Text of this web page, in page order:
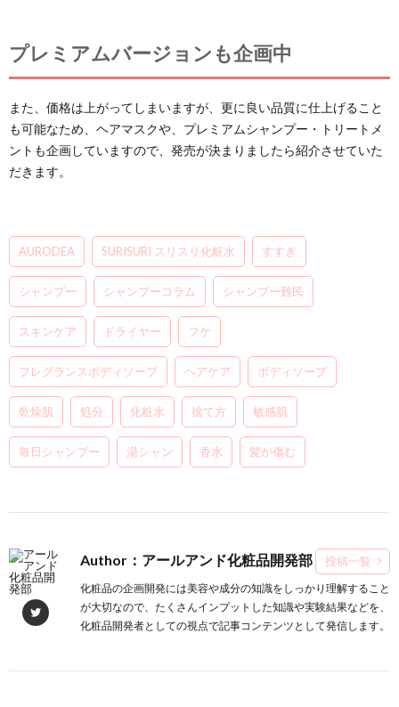
プレミアムバージョンも企画中
また、価格は上がってしまいますが、更に良い品質に仕上げること
も可能なため、ヘアマスクや、プレミアムシャンプー・トリートメ
ントも企画していますので、発売が決まりましたら紹介させていた
だきます。
AURODEA SURISURI スリスリ化粧水 すすぎ
シャンプー シャンプーコラム シャンプー難民
スキンケア ドライヤー フケ
フレグランスボディソープ ヘアケア ボディソープ
乾燥肌 処分 化粧水 捨て方 敏感肌
毎日シャンプー 湯シャン 香水 髪が傷む
Author：アールアンド化粧品開発部 投稿一覧
化粧品の企画開発には美容や成分の知識をしっかり理解すること
が大切なので、たくさんインプットした知識や実験結果などを、
化粧品開発者としての視点で記事コンテンツとして発信します。